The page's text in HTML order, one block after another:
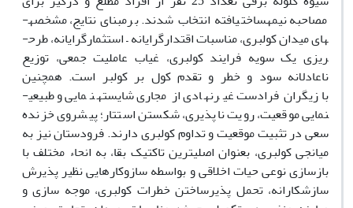
مصاحبه نیمه­ساخت­یافته انتخاب ­شدند. برمبنای نتایج، مشخصه­
های میدان کولبری، مناسبات اقتدارگرایانه – استثمارگرایانه، طرح­
ریزی یک سویه فرایند کولبری، غیاب عاملیت جمعی، توزیع
ناعادلانه سود و خطر و تقدم کول بر کولبر است. همچنین
بازیگران فرادست غیرنهادی از مجاری شایسته­نمایی و طبیعی­
نمایی موقعیت، رویت ناپذیری، شکستن استتار؛ پیشروی خزنده
سعی در تثبیت موقعیت و تداوم کولبری دارند. فرودستان نیز به
میانجی کولبری، بعنوان اصلی­ترین تاکتیک بقا، به انحاء مختلف با
بازسازی نوعی حیات اخلاقی و بواسطه سازوکارهایی نظیر پذیرش
سازشکارانه، تحمل پذیرساختن خطرات کولبری، موجه سازی و